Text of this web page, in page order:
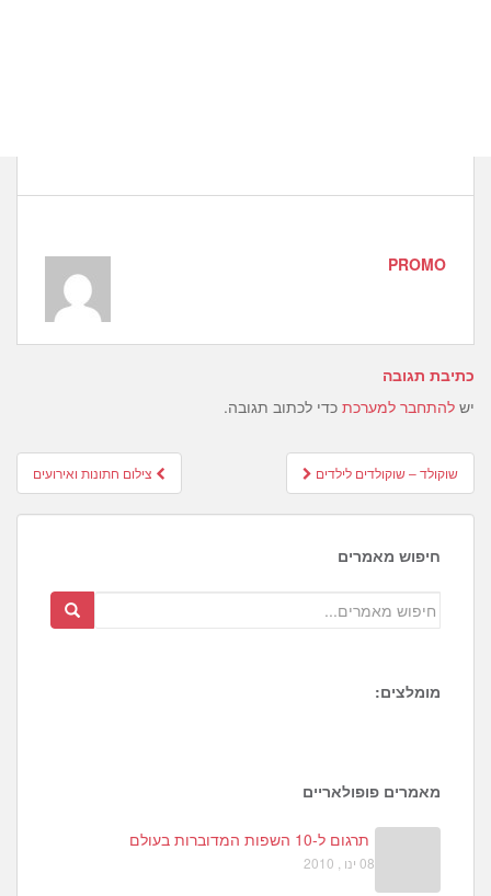
PROMO
כתיבת תגובה
יש להתחבר למערכת כדי לכתוב תגובה.
Post
navigation
צילום חתונות ואירועים שוקולד – שוקולדים לילדים
חיפוש מאמרים
מומלצים:
5
מאמרים פופולאריים
תרגום ל-10 השפות המדוברות בעולם
08 ינו , 2010